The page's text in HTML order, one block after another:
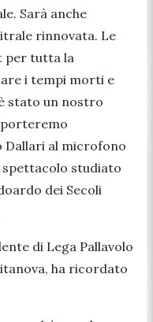
Sarà anche
rinnovata. Le
per tutta la
i tempi morti e
stato un nostro
al microfono
studiato
dei Secoli
di Lega Pallavolo
ha ricordato